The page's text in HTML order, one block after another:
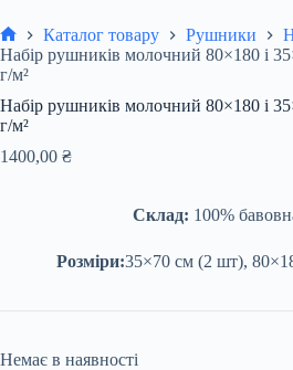
Головна
Каталог товару Рушники
Набір рушників молочний 80×180 і
г/м²
Набір рушників молочний 80×180 і
г/м²
1400,00 ₴
Склад: 100%
Розміри:35×70 см (2 шт),
Немає в наявності